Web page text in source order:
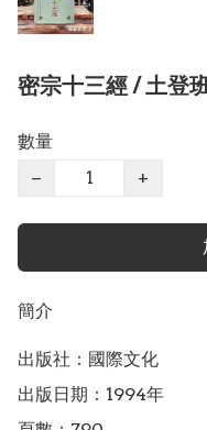
密宗十三經 / 土登
數量
−
+
簡介
出版社：國際文化
出版日期：1994年